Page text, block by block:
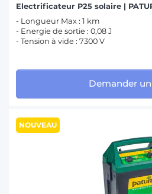
Electrificateur P25 solaire |
- Longueur Max : 1 km
- Energie de sortie : 0,08 J
- Tension à vide : 7300 V
Demander
NOUVEAU